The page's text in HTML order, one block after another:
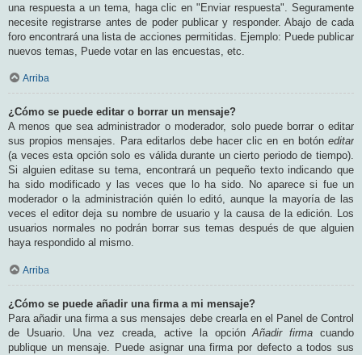
una respuesta a un tema, haga clic en "Enviar respuesta". Seguramente
necesite registrarse antes de poder publicar y responder. Abajo de cada
foro encontrará una lista de acciones permitidas. Ejemplo: Puede publicar
nuevos temas, Puede votar en las encuestas, etc.
Arriba
¿Cómo se puede editar o borrar un mensaje?
A menos que sea administrador o moderador, solo puede borrar o editar
sus propios mensajes. Para editarlos debe hacer clic en en botón editar
(a veces esta opción solo es válida durante un cierto periodo de tiempo).
Si alguien editase su tema, encontrará un pequeño texto indicando que
ha sido modificado y las veces que lo ha sido. No aparece si fue un
moderador o la administración quién lo editó, aunque la mayoría de las
veces el editor deja su nombre de usuario y la causa de la edición. Los
usuarios normales no podrán borrar sus temas después de que alguien
haya respondido al mismo.
Arriba
¿Cómo se puede añadir una firma a mi mensaje?
Para añadir una firma a sus mensajes debe crearla en el Panel de Control
de Usuario. Una vez creada, active la opciónAñadir firma cuando
publique un mensaje. Puede asignar una firma por defecto a todos sus